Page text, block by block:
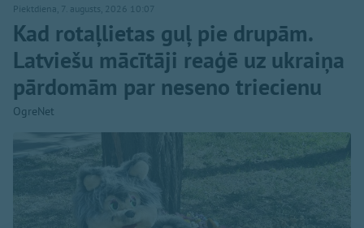
Piektdiena, 7. augusts, 2026 10:07
Kad rotaļlietas guļ pie drupām.
Latviešu mācītāji reaģē uz ukraiņa
pārdomām par neseno triecienu
OgreNet